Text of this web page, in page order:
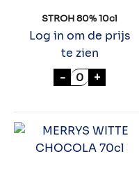
STROH 80% 10cl
Log in om de prijs
te zien
- STROH
+